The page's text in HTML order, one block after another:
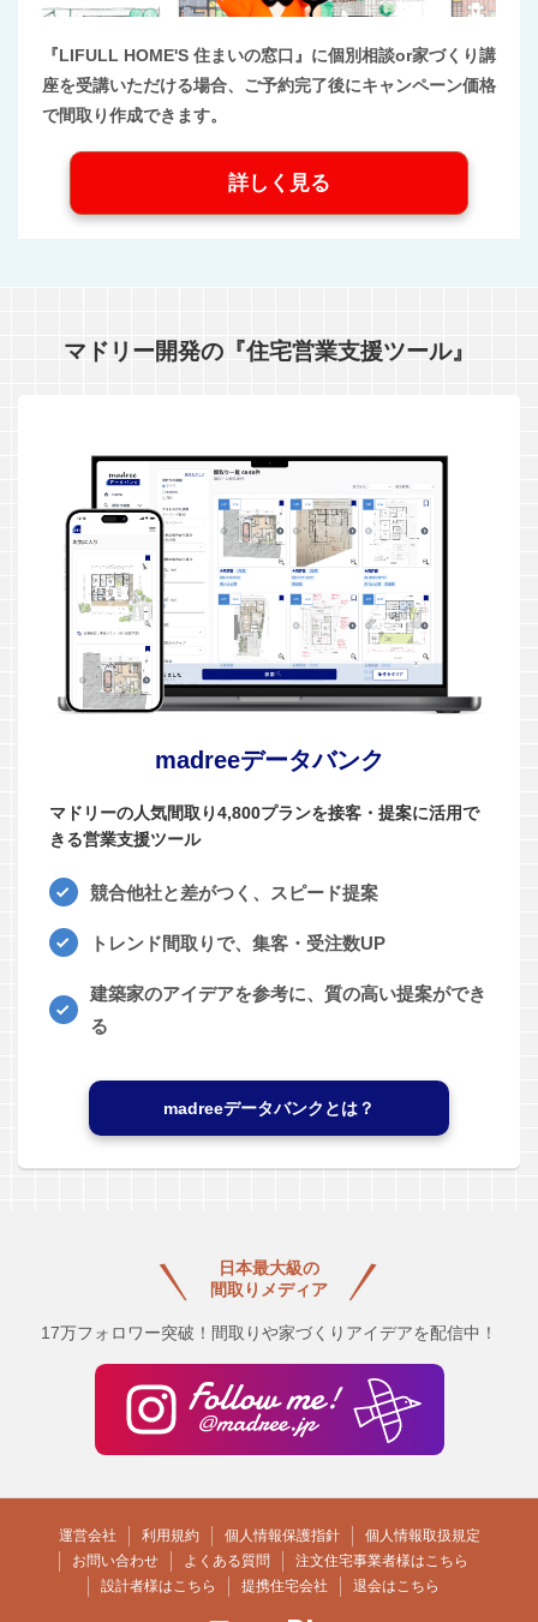
『LIFULL HOME'S 住まいの窓口』に個別相談or家づくり講
座を受講いただける場合、ご予約完了後にキャンペーン価格
で間取り作成できます。
詳しく見る
マドリー開発の『住宅営業支援ツール』
madreeデータバンク
マドリーの人気間取り4,800プランを接客・提案に活用で
きる営業支援ツール
競合他社と差がつく、スピード提案
トレンド間取りで、集客・受注数UP
建築家のアイデアを参考に、質の高い提案ができ
る
madreeデータバンクとは？
日本最大級の
間取りメディア
17万フォロワー突破！間取りや家づくりアイデアを配信中！
運営会社 利用規約 個人情報保護指針
個人情報取扱規定
お問い合わせ
よくある質問
注文住宅事業者様はこちら
設計者様はこちら
提携住宅会社 退会はこちら